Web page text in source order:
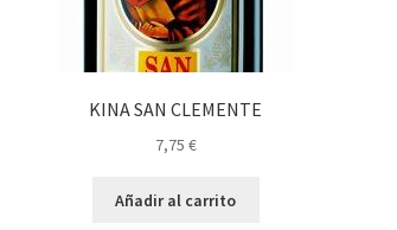
KINA SAN CLEMENTE
7,75 €
Añadir al carrito